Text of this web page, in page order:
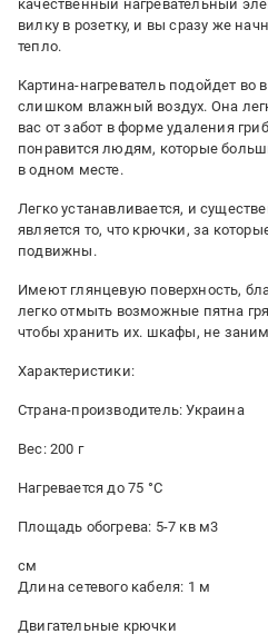
качественный нагревательный
вилку в розетку, и вы сразу же
тепло.
Картина-нагреватель подойдет во
слишком влажный воздух. Она
вас от забот в форме удаления
понравится людям, которые
в одном месте.
Легко устанавливается, и
является то, что крючки, за
подвижны.
Имеют глянцевую поверхность,
легко отмыть возможные пятна
чтобы хранить их. шкафы, не
Характеристики:
Страна-производитель: Украина
Вес: 200 г
Нагревается до 75 °C
Площадь обогрева: 5-7 кв м3
см
Длина сетевого кабеля: 1 м
Двигательные крючки